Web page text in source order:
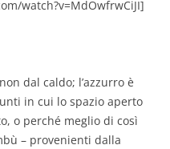
watch?v=MdOwfrwCiJI]
dal caldo; l’azzurro è
in cui lo spazio aperto
o perché meglio di così
– provenienti dalla